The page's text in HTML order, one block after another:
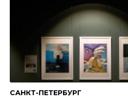
САНКТ-ПЕТЕРБУРГ